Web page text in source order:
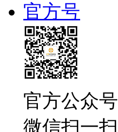
官方号
官方公众号
微信扫一扫